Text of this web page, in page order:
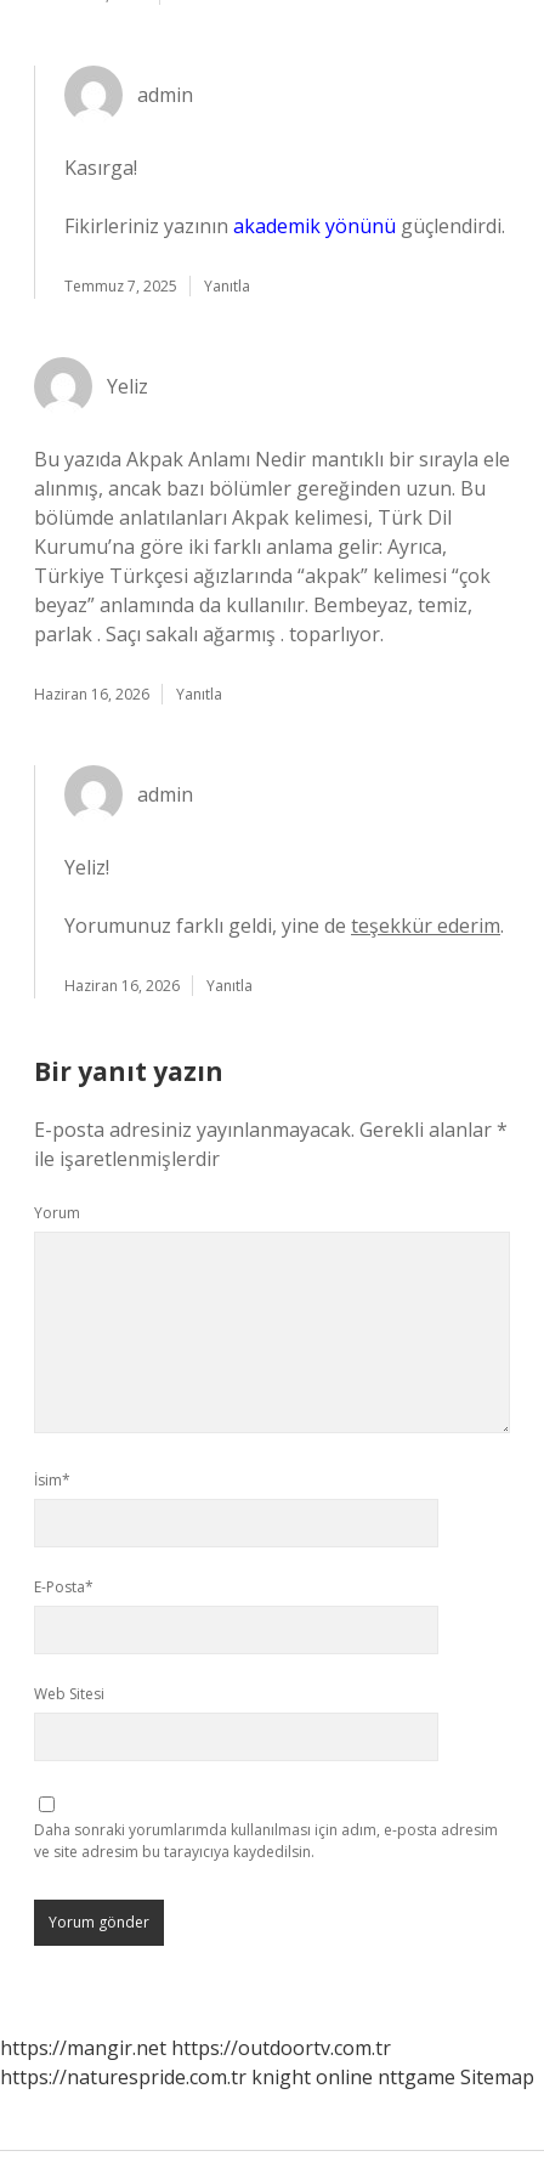
admin
Kasırga!
Fikirleriniz yazının akademik yönünü güçlendirdi.
Temmuz 7, 2025 Yanıtla
Yeliz
Bu yazıda Akpak Anlamı Nedir mantıklı bir sırayla ele
alınmış, ancak bazı bölümler gereğinden uzun. Bu
bölümde anlatılanları Akpak kelimesi, Türk Dil
Kurumu’na göre iki farklı anlama gelir: Ayrıca,
Türkiye Türkçesi ağızlarında “akpak” kelimesi “çok
beyaz” anlamında da kullanılır. Bembeyaz, temiz,
parlak . Saçı sakalı ağarmış . toparlıyor.
Haziran 16, 2026 Yanıtla
admin
Yeliz!
Yorumunuz farklı geldi, yine de teşekkür ederim.
Haziran 16, 2026 Yanıtla
Bir yanıt yazın
E-posta adresiniz yayınlanmayacak. Gerekli alanlar*
ile işaretlenmişlerdir
Yorum
İsim*
E-Posta*
Web Sitesi
Daha sonraki yorumlarımda kullanılması için adım, e-posta adresim
ve site adresim bu tarayıcıya kaydedilsin.
https://mangir.net https://outdoortv.com.tr
https://naturespride.com.tr knight online nttgame Sitemap